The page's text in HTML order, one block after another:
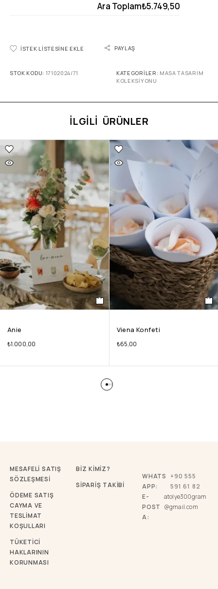
Ara Toplam₺5.749,50
İSTEK LISTESINE EKLE PAYLAŞ
STOK KODU: 17102024/71 KATEGORILER: MASA TASARIM
KOLEKSIYONU
İLGILI ÜRÜNLER
Anie
₺1.000,00
Viena Konfeti
₺65,00
MESAFELİ SATIŞ
SÖZLEŞMESİ
ÖDEME SATIŞ
CAYMA VE
TESLİMAT
KOŞULLARI
TÜKETICI
HAKLARININ
KORUNMASI
BİZ KİMİZ?
SİPARİŞ TAKİBİ
WHATS
APP:
+90 555
591 61 82
E-
POST
A:
atolye300gram
@gmail.com